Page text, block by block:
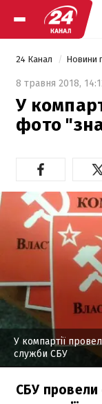
24 Канал Новини
8 травня 2018,
У
фото
У компартії
служби СБУ
СБУ провели